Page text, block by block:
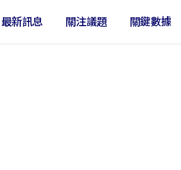
最新訊息 關注議題 關鍵數據